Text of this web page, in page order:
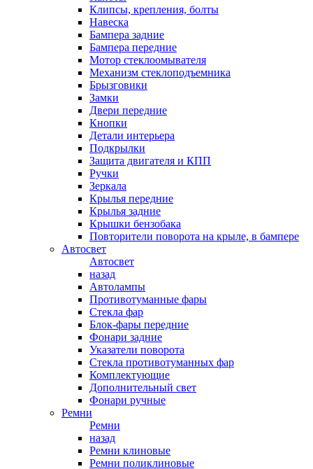
Клипсы, крепления, болты
Навеска
Бампера задние
Бампера передние
Мотор стеклоомывателя
Механизм стеклоподъемника
Брызговики
Замки
Двери передние
Кнопки
Детали интерьера
Подкрылки
Защита двигателя и КПП
Ручки
Зеркала
Крылья передние
Крылья задние
Крышки бензобака
Повторители поворота на крыле, в бампере
Автосвет
Автосвет
назад
Автолампы
Противотуманные фары
Стекла фар
Блок-фары передние
Фонари задние
Указатели поворота
Стекла противотуманных фар
Комплектующие
Дополнительный свет
Фонари ручные
Ремни
Ремни
назад
Ремни клиновые
Ремни поликлиновые